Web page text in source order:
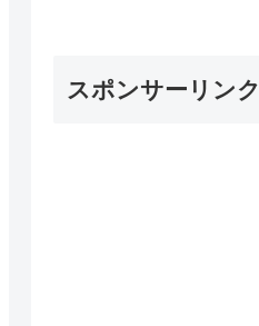
スポンサーリンク